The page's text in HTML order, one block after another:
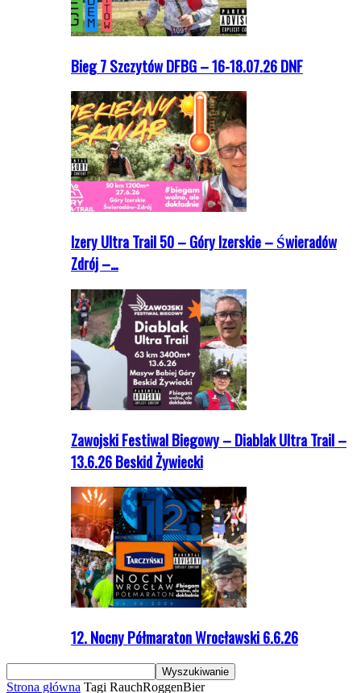
Bieg 7 Szczytów DFBG – 16-18.07.26 DNF
Izery Ultra Trail 50 – Góry Izerskie – Świeradów
Zdrój –…
Zawojski Festiwal Biegowy – Diablak Ultra Trail –
13.6.26 Beskid Żywiecki
12. Nocny Półmaraton Wrocławski 6.6.26
Strona główna Tagi RauchRoggenBier